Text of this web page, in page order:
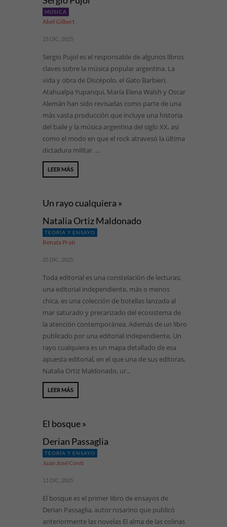
MÚSICA
Abel Gilbert
25 DIC, 2025
Sergio Pujol es el responsable de algunos libros
claves sobre la música popular argentina. La
vida y obra de Discépolo, el Gato Barbieri,
Atahualpa Yupanqui, María Elena Walsh y Oscar
Alemán han sido revisadas como parte de una
más vasta producción que incluye una historia
del baile y la música argentina del siglo XX, así
como el modo en que el rock atravesó la última
dictadura militar. ...
LEER MÁS
Un rayo cualquiera »
Natalia Ortiz Maldonado
TEORÍA Y ENSAYO
Renata Prati
25 DIC, 2025
Toda editorial es una constelación de lecturas;
una editorial independiente, más o menos
chica, es una colección de botellas lanzada al
mar saturado y precarizado del ecosistema de
la atención contemporánea. Además de un libro
publicado por una editorial independiente, Un
rayo cualquiera es un mapa detallado de esa
apuesta editorial, en el que una de sus editoras,
Natalia Ortiz Maldonado, ur...
LEER MÁS
El bosque »
Derian Passaglia
TEORÍA Y ENSAYO
Juan José Conti
11 DIC, 2025
El bosque es el primer libro de ensayos de
Derian Passaglia, autor rosarino que publicó
anteriormente las novelas El alma de las colinas